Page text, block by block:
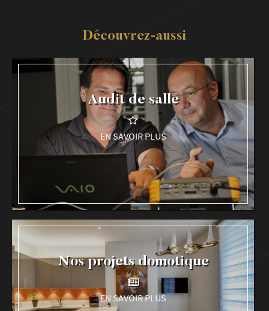
Découvrez-aussi
Audit de salle
EN SAVOIR PLUS
Nos projets domotique
EN SAVOIR PLUS